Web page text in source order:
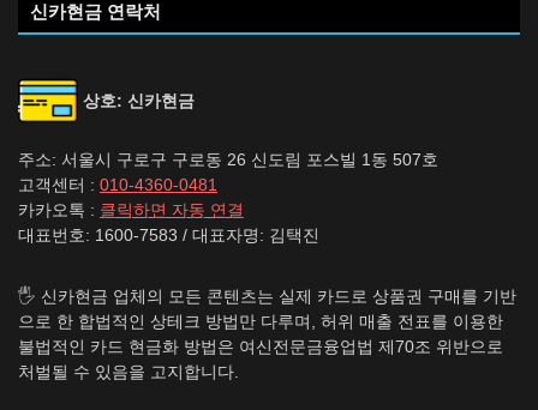
신카현금 연락처
상호: 신카현금
주소: 서울시 구로구 구로동 26 신도림 포스빌 1동 507호
고객센터 : 010-4360-0481
카카오톡 : 클릭하면 자동 연결
대표번호: 1600-7583 / 대표자명: 김택진
🖐️ 신카현금 업체의 모든 콘텐츠는 실제 카드로 상품권 구매를 기반
으로 한 합법적인 상테크 방법만 다루며, 허위 매출 전표를 이용한
불법적인 카드 현금화 방법은 여신전문금융업법 제70조 위반으로
처벌될 수 있음을 고지합니다.